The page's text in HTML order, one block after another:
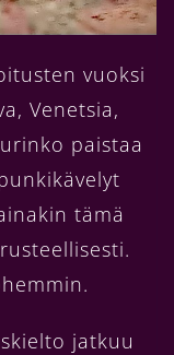
vuoksi
Venetsia,
paistaa
tämä
jatkuu